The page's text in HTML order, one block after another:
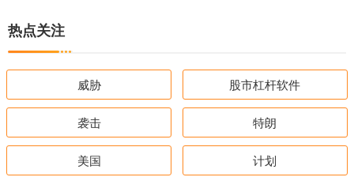
热点关注
威胁 股市杠杆软件
袭击 特朗
美国 计划